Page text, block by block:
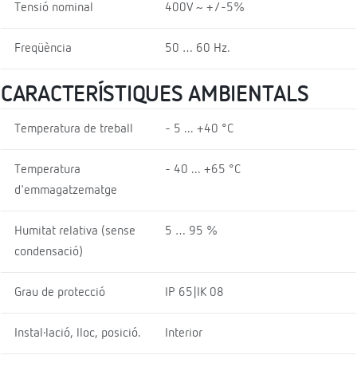
Tensió nominal 400V ~ +/-5%
Freqüència 50 … 60 Hz.
CARACTERÍSTIQUES AMBIENTALS
Temperatura de treball - 5 ... +40 °C
Temperatura
d'emmagatzematge
- 40 ... +65 °C
Humitat relativa (sense
condensació)
5 … 95 %
Grau de protecció IP 65|IK 08
Instal·lació, lloc, posició. Interior